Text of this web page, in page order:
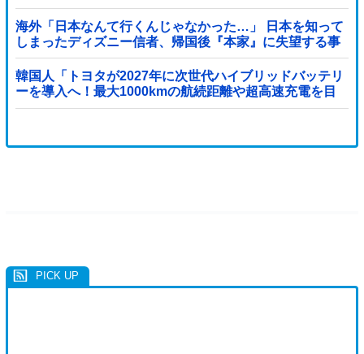
海外「日本なんて行くんじゃなかった…」 日本を知って
しまったディズニー信者、帰国後『本家』に失望する事
態に
韓国人「トヨタが2027年に次世代ハイブリッドバッテリ
ーを導入へ！最大1000kmの航続距離や超高速充電を目
指す」